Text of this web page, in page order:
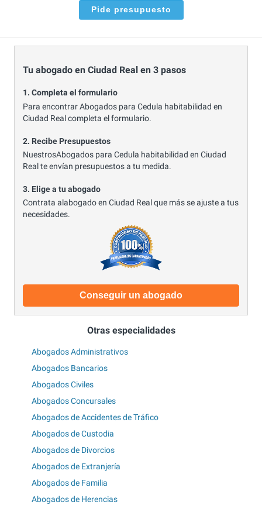
Pide presupuesto
Tu abogado en Ciudad Real en 3 pasos
1. Completa el formulario
Para encontrar Abogados para Cedula habitabilidad en
Ciudad Real completa el formulario.
2. Recibe Presupuestos
NuestrosAbogados para Cedula habitabilidad en Ciudad
Real te envían presupuestos a tu medida.
3. Elige a tu abogado
Contrata alabogado en Ciudad Real que más se ajuste a tus
necesidades.
Conseguir un abogado
Otras especialidades
Abogados Administrativos
Abogados Bancarios
Abogados Civiles
Abogados Concursales
Abogados de Accidentes de Tráfico
Abogados de Custodia
Abogados de Divorcios
Abogados de Extranjería
Abogados de Familia
Abogados de Herencias